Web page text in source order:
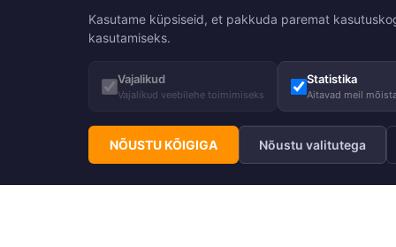
Kasutame küpsiseid, et pakkuda paremat
kasutamiseks.
Vajalikud
Vajalikud veebilehe toimimiseks
Statistika
Aitavad meil
NÕUSTU KÕIGIGA Nõustu valitutega